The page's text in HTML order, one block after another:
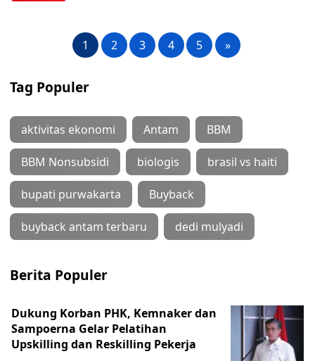
1 2 3 4 5 »
Tag Populer
aktivitas ekonomi Antam BBM
BBM Nonsubsidi biologis brasil vs haiti
bupati purwakarta Buyback
buyback antam terbaru dedi mulyadi
Berita Populer
Dukung Korban PHK, Kemnaker dan
Sampoerna Gelar Pelatihan
Upskilling dan Reskilling Pekerja